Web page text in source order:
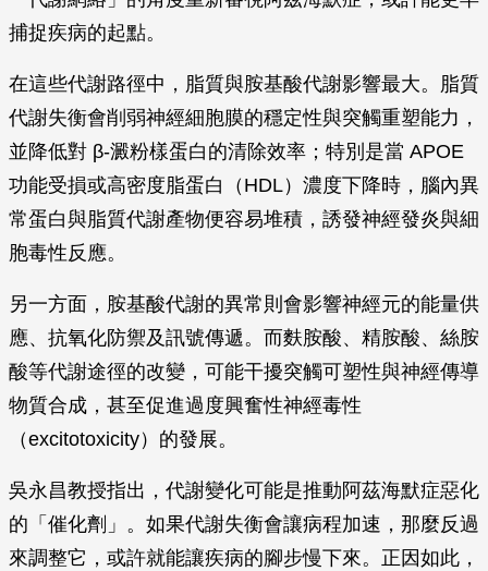
捕捉疾病的起點。
在這些代謝路徑中，脂質與胺基酸代謝影響最大。脂質
代謝失衡會削弱神經細胞膜的穩定性與突觸重塑能力，
並降低對 β-澱粉樣蛋白的清除效率；特別是當 APOE
功能受損或高密度脂蛋白（HDL）濃度下降時，腦內異
常蛋白與脂質代謝產物便容易堆積，誘發神經發炎與細
胞毒性反應。
另一方面，胺基酸代謝的異常則會影響神經元的能量供
應、抗氧化防禦及訊號傳遞。而麩胺酸、精胺酸、絲胺
酸等代謝途徑的改變，可能干擾突觸可塑性與神經傳導
物質合成，甚至促進過度興奮性神經毒性
（excitotoxicity）的發展。
吳永昌教授指出，代謝變化可能是推動阿茲海默症惡化
的「催化劑」。如果代謝失衡會讓病程加速，那麼反過
來調整它，或許就能讓疾病的腳步慢下來。正因如此，